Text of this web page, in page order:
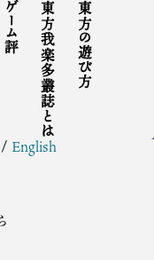
ゲーム評 東方我楽多叢誌とは 東方の遊び方
/ English